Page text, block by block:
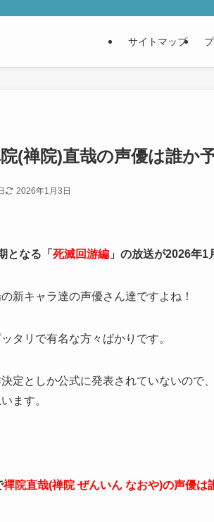
サイトマップ
院(禅院)直哉の声優は誰か
2026年1月3日
となる「 死滅回游編 」の放送が2026年1
新キャラ達の声優さん達ですよね！
タリで有名な方々ばかりです。
定としか公式に発表されていないので
ます。
禪院直哉(禅院 ぜんいん なおや)の声優は